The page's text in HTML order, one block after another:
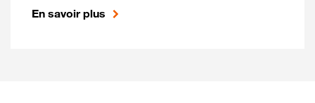
En savoir plus